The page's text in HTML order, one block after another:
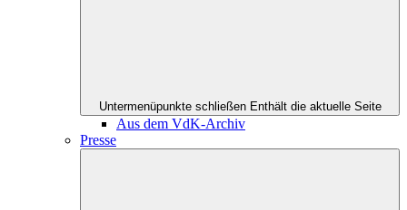
Untermenüpunkte schließen Enthält die aktuelle Seite
Aus dem VdK-Archiv
Presse